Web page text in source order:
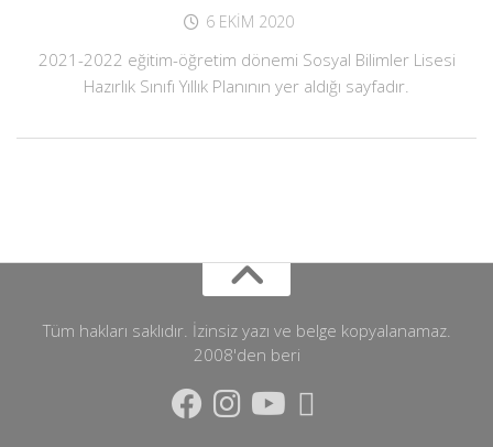
6 EKIM 2020
2021-2022 eğitim-öğretim dönemi Sosyal Bilimler Lisesi
Hazırlık Sınıfı Yıllık Planının yer aldığı sayfadır.
Tüm hakları saklıdır. İzinsiz yazı ve belge kopyalanamaz.
2008'den beri